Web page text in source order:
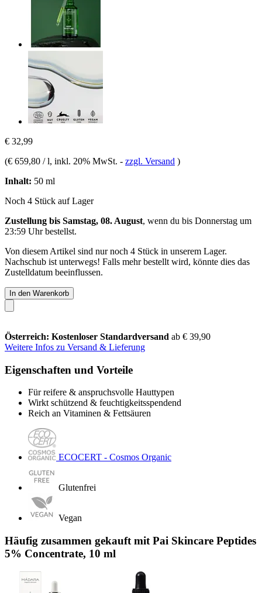
€ 32,99
(€ 659,80 / l, inkl. 20% MwSt. - zzgl. Versand )
Inhalt: 50 ml
Noch 4 Stück auf Lager
Zustellung bis Samstag, 08. August, wenn du bis Donnerstag um
23:59 Uhrbestellst.
Von diesem Artikel sind nur noch 4 Stück in unserem Lager.
Nachschub ist unterwegs! Falls mehr bestellt wird, könnte dies das
Zustelldatum beeinflussen.
In den Warenkorb
Österreich: Kostenloser Standardversand ab € 39,90
Weitere Infos zu Versand & Lieferung
Eigenschaften und Vorteile
Für reifere & anspruchsvolle Hauttypen
Wirkt schützend & feuchtigkeitsspendend
Reich an Vitaminen & Fettsäuren
ECOCERT - Cosmos Organic
Glutenfrei
Vegan
Häufig zusammen gekauft mit Pai Skincare Peptides
5% Concentrate, 10 ml